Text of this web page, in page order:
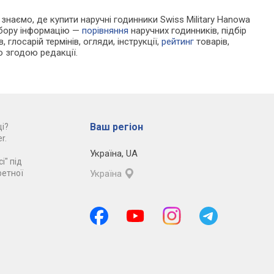
де купити наручні годинники Swiss Military Hanowa
інформацію —порівняння наручних годинників, підбір
термінів, огляди, інструкції,рейтинг товарів,
згодою редакції.
під
Ваш регіон
Україна, UA
Україна